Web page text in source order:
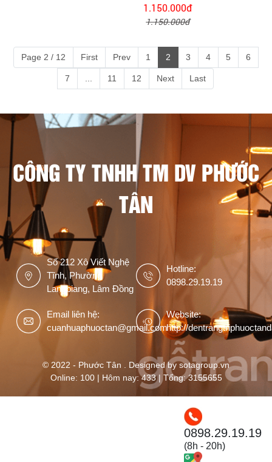
1.150.000đ
1.150.000đ
Page 2 / 12 First Prev 1 2 3 4 5 6
7 11 12 Next Last
CÔNG TY TNHH TM DV PHƯỚC
TÂN
Số 212 Xô Viết Nghệ
Tĩnh, Phường
Langbiang, Lâm Đồng
Hotline:
0898.29.19.19
Email liên hệ:
cuanhuaphuoctan@gmail.com
Website:
http://
© 2022 - Phước Tân . Designed by sotagroup.vn
Online: 100 | Hôm nay: 433 | Tổng: 3155655
0898.29.19.19
(8h - 20h)